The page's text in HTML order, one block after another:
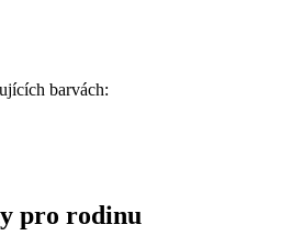
barvách:
pro rodinu